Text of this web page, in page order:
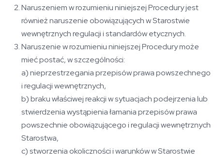
Naruszeniem w rozumieniu niniejszej Procedury jest
również naruszenie obowiązujących w Starostwie
wewnętrznych regulacji i standardów etycznych.
Naruszenie w rozumieniu niniejszej Procedury może
mieć postać, w szczególności:
a) nieprzestrzegania przepisów prawa powszechnego
i regulacji wewnętrznych,
b) braku właściwej reakcji w sytuacjach podejrzenia lub
stwierdzenia wystąpienia łamania przepisów prawa
powszechnie obowiązującego i regulacji wewnętrznych
Starostwa,
c) stworzenia okoliczności i warunków w Starostwie